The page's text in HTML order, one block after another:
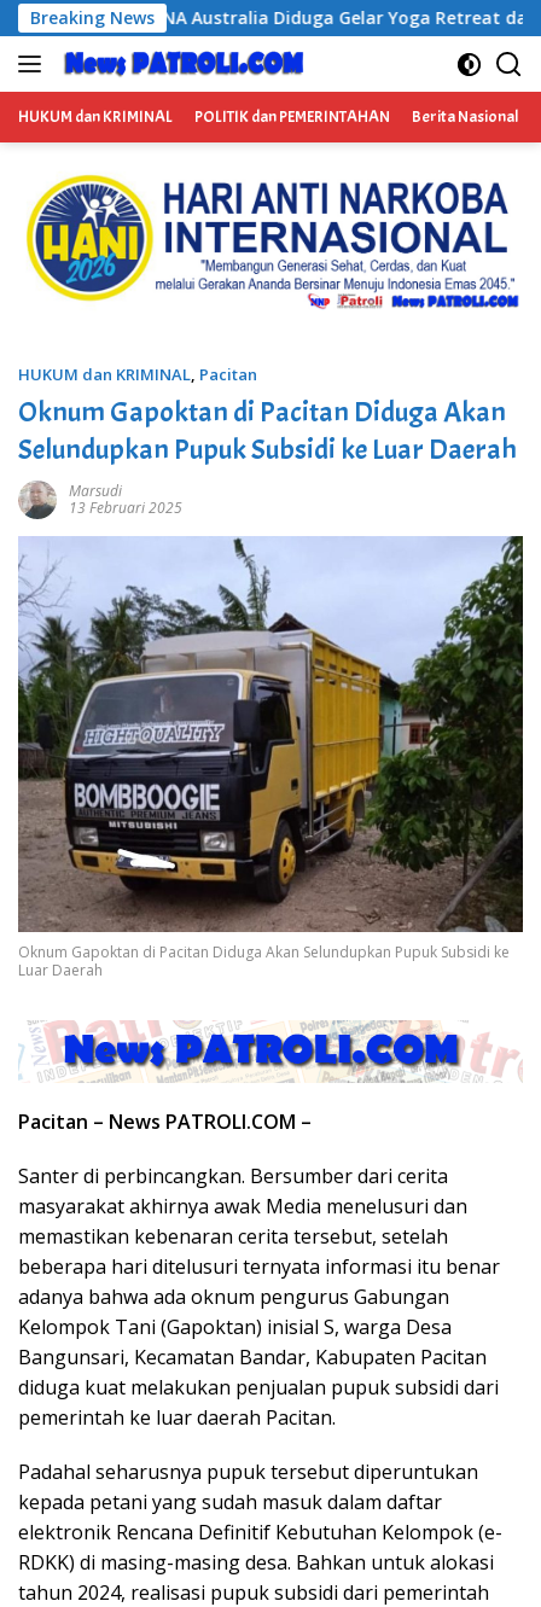
Langsung
ke
konten
Breaking News
Diduga Gelar Yoga Retreat dan Menjadi Instruktur Meditasi
HUKUM dan KRIMINAL POLITIK dan PEMERINTAHAN Berita Nasional
HUKUM dan KRIMINAL, Pacitan
Oknum Gapoktan di Pacitan Diduga Akan
Selundupkan Pupuk Subsidi ke Luar Daerah
Marsudi
13 Februari 2025
Oknum Gapoktan di Pacitan Diduga Akan Selundupkan Pupuk Subsidi ke
Luar Daerah
Pacitan – News PATROLI.COM –
Santer di perbincangkan. Bersumber dari cerita
masyarakat akhirnya awak Media menelusuri dan
memastikan kebenaran cerita tersebut, setelah
beberapa hari ditelusuri ternyata informasi itu benar
adanya bahwa ada oknum pengurus Gabungan
Kelompok Tani (Gapoktan) inisial S, warga Desa
Bangunsari, Kecamatan Bandar, Kabupaten Pacitan
diduga kuat melakukan penjualan pupuk subsidi dari
pemerintah ke luar daerah Pacitan.
Padahal seharusnya pupuk tersebut diperuntukan
kepada petani yang sudah masuk dalam daftar
elektronik Rencana Definitif Kebutuhan Kelompok (e-
RDKK) di masing-masing desa. Bahkan untuk alokasi
tahun 2024, realisasi pupuk subsidi dari pemerintah